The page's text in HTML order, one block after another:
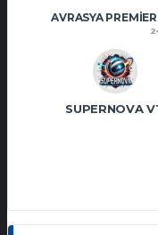
AVRASYA
SUPERNOVA